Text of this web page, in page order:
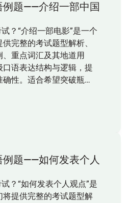
例题——介绍一部中国
？“介绍一部电影”是一个
完整的考试题型解析、
重点词汇及其地道用
语表达结构与逻辑，提
确性。适合希望突破瓶
例题——如何发表个人
？“如何发表个人观点”是
提供完整的考试题型解